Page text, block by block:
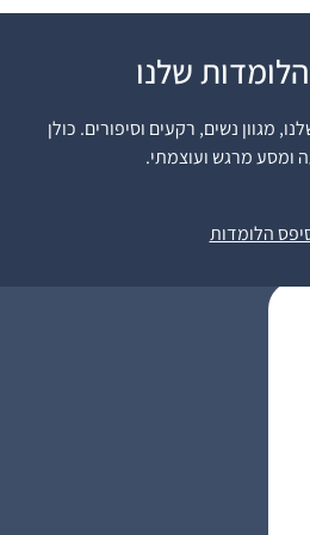
שלנו
מגוון נשים, רקעים וסיפורים. כולן
ומסע מרגש ועוצמתי.
הלומדות